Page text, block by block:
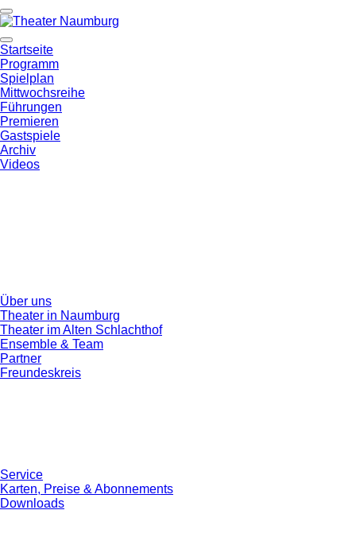
Startseite
Programm
Spielplan
Mittwochsreihe
Führungen
Premieren
Gastspiele
Archiv
Videos
Über uns
Theater in Naumburg
Theater im Alten Schlachthof
Ensemble & Team
Partner
Freundeskreis
Service
Karten, Preise & Abonnements
Downloads